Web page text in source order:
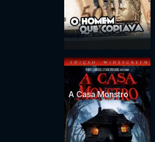
A Casa Monstro